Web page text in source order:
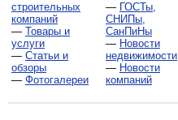
строительных
компаний
— Товары и
услуги
— Статьи и
обзоры
— Фотогалереи
— ГОСТы,
СНИПы,
СанПиНы
— Новости
недвижимости
— Новости
компаний